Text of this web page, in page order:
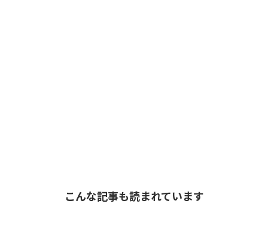
こんな記事も読まれています